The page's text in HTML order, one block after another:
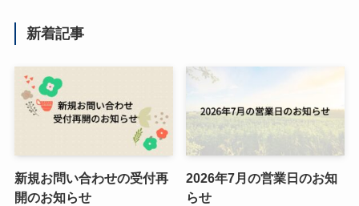
新着記事
新規お問い合わせの受付再
開のお知らせ
2026年7月の営業日のお知
らせ